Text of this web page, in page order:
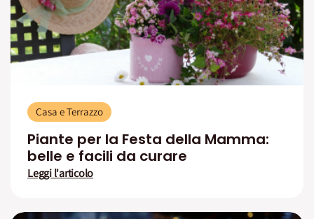
Casa e Terrazzo
Piante per la Festa della Mamma:
belle e facili da curare
Leggi l'articolo